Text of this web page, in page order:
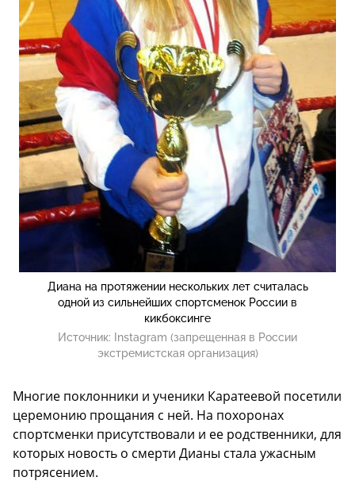
Диана на протяжении нескольких лет считалась
одной из сильнейших спортсменок России в
кикбоксинге
Источник:
Instagram (запрещенная в России
экстремистская организация)
Многие поклонники и ученики Каратеевой посетили
церемонию прощания с ней. На похоронах
спортсменки присутствовали и ее родственники, для
которых новость о смерти Дианы стала ужасным
потрясением.